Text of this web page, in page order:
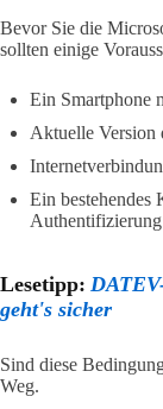
Bevor Sie die
sollten einige
Ein Smartphone
Aktuelle Version
Ein bestehendes
Lesetipp:
geht's sicher
Sind diese
Weg.